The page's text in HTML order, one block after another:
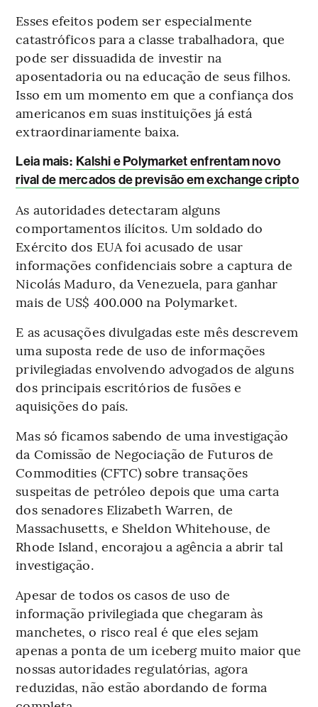
Esses efeitos podem ser especialmente
catastróficos para a classe trabalhadora, que
pode ser dissuadida de investir na
aposentadoria ou na educação de seus filhos.
Isso em um momento em que a confiança dos
americanos em suas instituições já está
extraordinariamente baixa.
Leia mais: Kalshi e Polymarket enfrentam novo
rival de mercados de previsão em exchange cripto
As autoridades detectaram alguns
comportamentos ilícitos. Um soldado do
Exército dos EUA foi acusado de usar
informações confidenciais sobre a captura de
Nicolás Maduro, da Venezuela, para ganhar
mais de US$ 400.000 na Polymarket.
E as acusações divulgadas este mês descrevem
uma suposta rede de uso de informações
privilegiadas envolvendo advogados de alguns
dos principais escritórios de fusões e
aquisições do país.
Mas só ficamos sabendo de uma investigação
da Comissão de Negociação de Futuros de
Commodities (CFTC) sobre transações
suspeitas de petróleo depois que uma carta
dos senadores Elizabeth Warren, de
Massachusetts, e Sheldon Whitehouse, de
Rhode Island, encorajou a agência a abrir tal
investigação.
Apesar de todos os casos de uso de
informação privilegiada que chegaram às
manchetes, o risco real é que eles sejam
apenas a ponta de um iceberg muito maior que
nossas autoridades regulatórias, agora
reduzidas, não estão abordando de forma